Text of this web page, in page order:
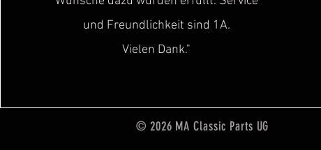
und Freundlichkeit sind 1A.
Vielen Dank."
© 2026 MA Classic Parts UG